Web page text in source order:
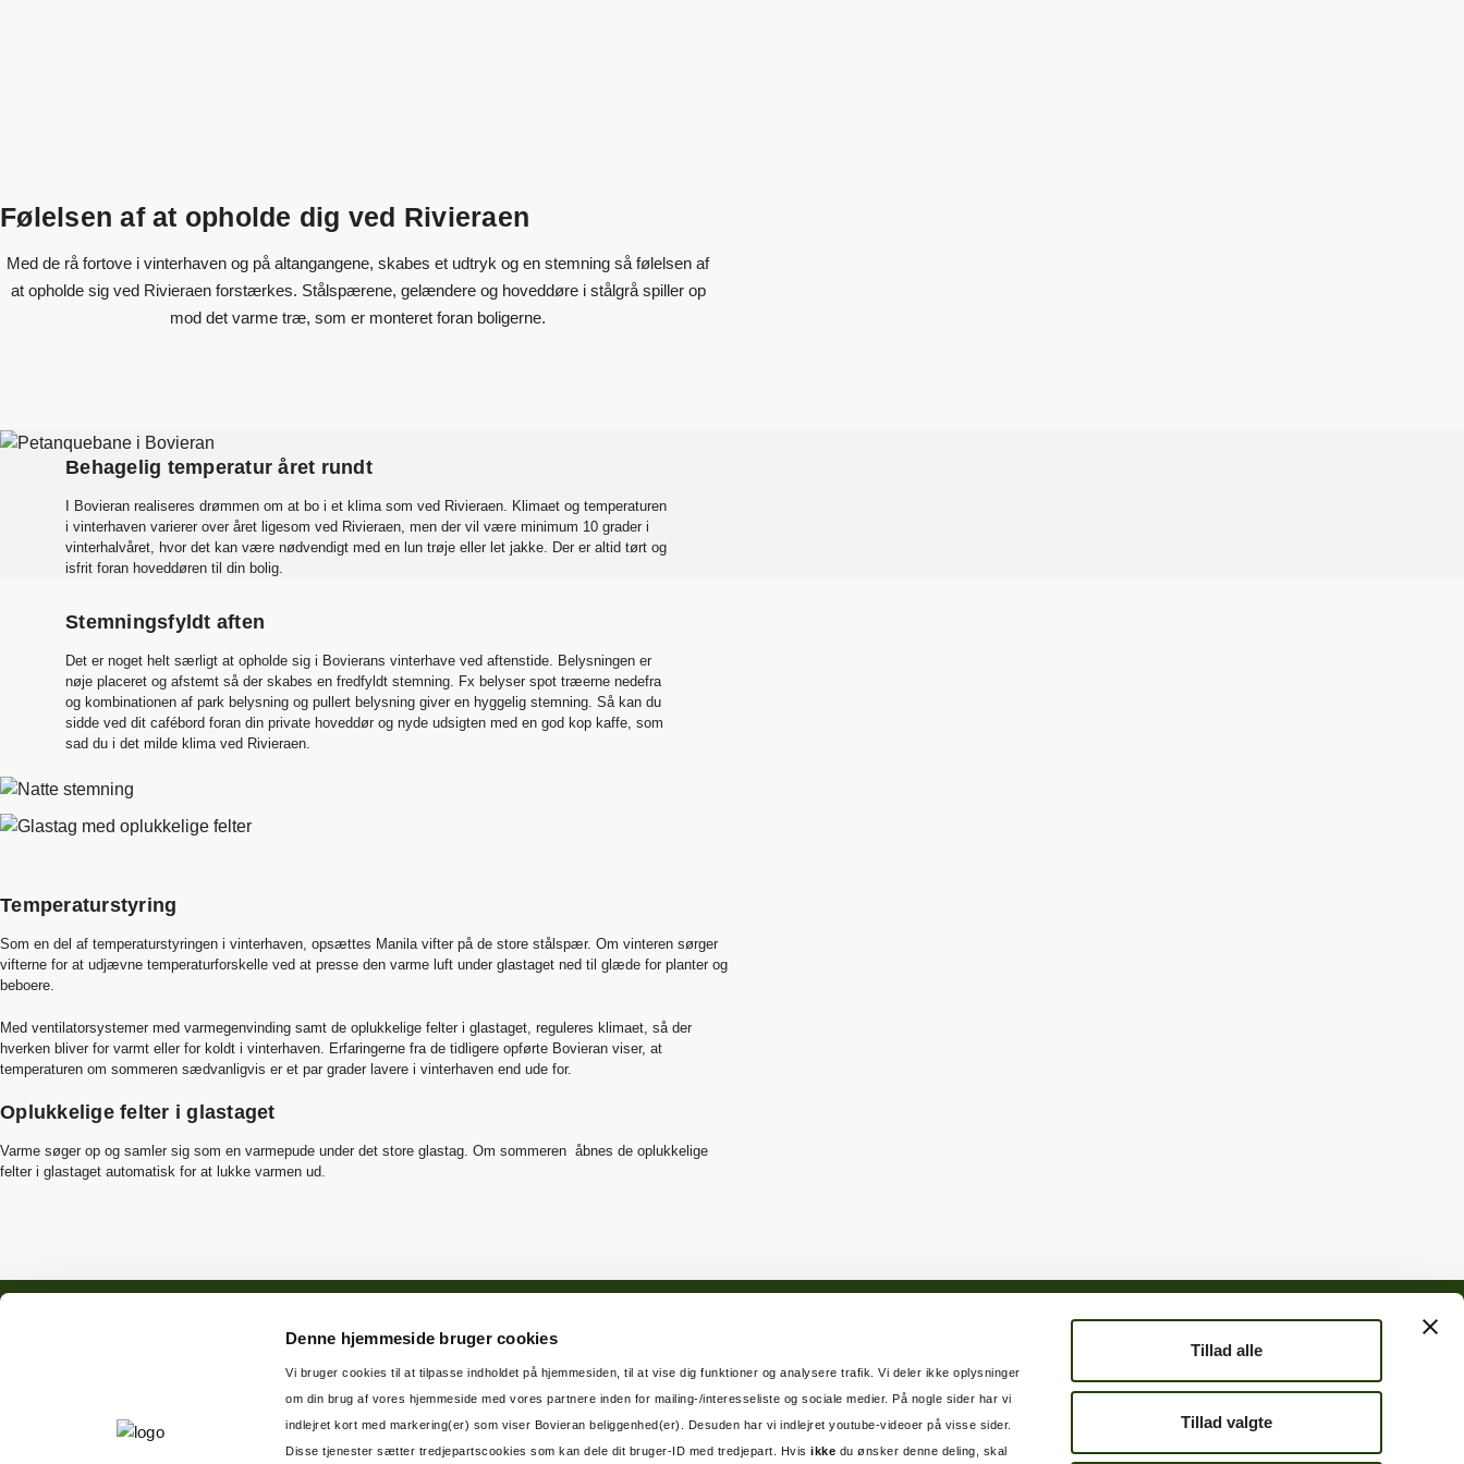
Denne hjemmeside bruger cookies
Vi bruger cookies til at tilpasse indholdet på hjemmesiden, til at vise dig funktioner og analysere trafik. Vi deler ikke oplysninger
om din brug af vores hjemmeside med vores partnere inden for mailing-/interesseliste og sociale medier. På nogle sider har vi
indlejret kort med markering(er) som viser Bovieran beliggenhed(er). Desuden har vi indlejret youtube-videoer på visse sider.
Disse tjenester sætter tredjepartscookies som kan dele dit bruger-ID med tredjepart. Hvisikke du ønsker denne deling, skal
Tillad alle
Tillad valgte
Følelsen af at opholde dig ved Rivieraen
Med de rå fortove i vinterhaven og på altangangene, skabes et udtryk og en stemning så følelsen af
at opholde sig ved Rivieraen forstærkes. Stålspærene, gelændere og hoveddøre i stålgrå spiller op
mod det varme træ, som er monteret foran boligerne.
Behagelig temperatur året rundt
I Bovieran realiseres drømmen om at bo i et klima som ved Rivieraen. Klimaet og temperaturen
i vinterhaven varierer over året ligesom ved Rivieraen, men der vil være minimum 10 grader i
vinterhalvåret, hvor det kan være nødvendigt med en lun trøje eller let jakke. Der er altid tørt og
isfrit foran hoveddøren til din bolig.
Stemningsfyldt aften
Det er noget helt særligt at opholde sig i Bovierans vinterhave ved aftenstide. Belysningen er
nøje placeret og afstemt så der skabes en fredfyldt stemning. Fx belyser spot træerne nedefra
og kombinationen af park belysning og pullert belysning giver en hyggelig stemning. Så kan du
sidde ved dit cafébord foran din private hoveddør og nyde udsigten med en god kop kaffe, som
sad du i det milde klima ved Rivieraen.
Temperaturstyring
Som en del af temperaturstyringen i vinterhaven, opsættes Manila vifter på de store stålspær. Om vinteren sørger
vifterne for at udjævne temperaturforskelle ved at presse den varme luft under glastaget ned til glæde for planter og
beboere.
Med ventilatorsystemer med varmegenvinding samt de oplukkelige felter i glastaget, reguleres klimaet, så der
hverken bliver for varmt eller for koldt i vinterhaven. Erfaringerne fra de tidligere opførte Bovieran viser, at
temperaturen om sommeren sædvanligvis er et par grader lavere i vinterhaven end ude for.
Oplukkelige felter i glastaget
Varme søger op og samler sig som en varmepude under det store glastag. Om sommeren åbnes de oplukkelige
felter i glastaget automatisk for at lukke varmen ud.
Bovieran Danmark A/S
Masnedøgade 20